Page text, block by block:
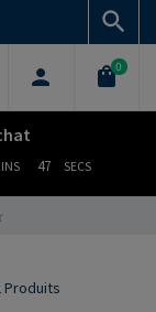
0
46 SECS
Produits